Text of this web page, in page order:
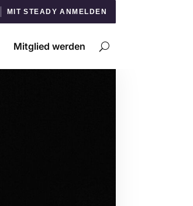
MIT STEADY ANMELDEN
Mitglied werden